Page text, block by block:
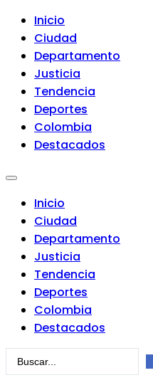
Inicio
Ciudad
Departamento
Justicia
Tendencia
Deportes
Colombia
Destacados
Inicio
Ciudad
Departamento
Justicia
Tendencia
Deportes
Colombia
Destacados
Search